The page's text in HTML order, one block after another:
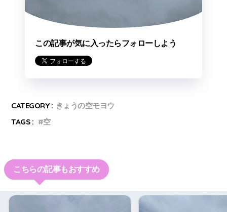
この記事が気に入ったらフォローしよう
CATEGORY : きょうの空モヨウ
TAGS :
空
こちらの記事もおすすめ